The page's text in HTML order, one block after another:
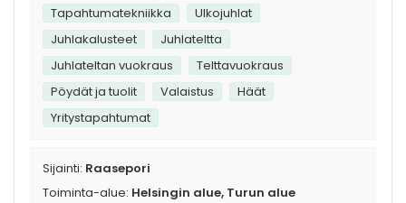
Tapahtumatekniikka
Ulkojuhlat
Juhlakalusteet
Juhlateltta
Juhlateltan vuokraus
Telttavuokraus
Pöydät ja tuolit
Valaistus
Häät
Yritystapahtumat
Sijainti: Raasepori
Toiminta-alue: Helsingin alue, Turun alue